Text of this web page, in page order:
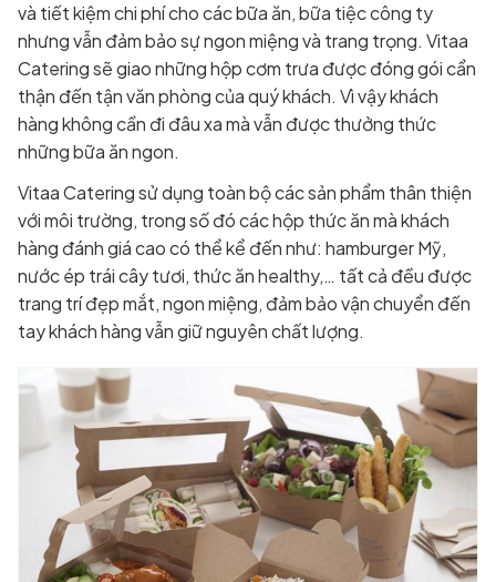
và tiết kiệm chi phí cho các bữa ăn, bữa tiệc công ty
nhưng vẫn đảm bảo sự ngon miệng và trang trọng. Vitaa
Catering sẽ giao những hộp cơm trưa được đóng gói cẩn
thận đến tận văn phòng của quý khách. Vì vậy khách
hàng không cần đi đâu xa mà vẫn được thưởng thức
những bữa ăn ngon.
Vitaa Catering sử dụng toàn bộ các sản phẩm thân thiện
với môi trường, trong số đó các hộp thức ăn mà khách
hàng đánh giá cao có thể kể đến như: hamburger Mỹ,
nước ép trái cây tươi, thức ăn healthy,… tất cả đều được
trang trí đẹp mắt, ngon miệng, đảm bảo vận chuyển đến
tay khách hàng vẫn giữ nguyên chất lượng.